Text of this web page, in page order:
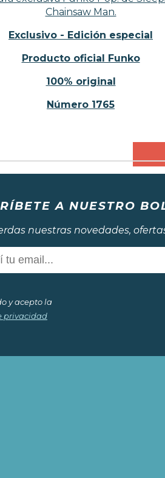
Chainsaw Man.
Exclusivo - Edición especial
Producto oficial Funko
100% original
Número 1765
A NUESTRO
nuestras novedades,
y acepto la
privacidad